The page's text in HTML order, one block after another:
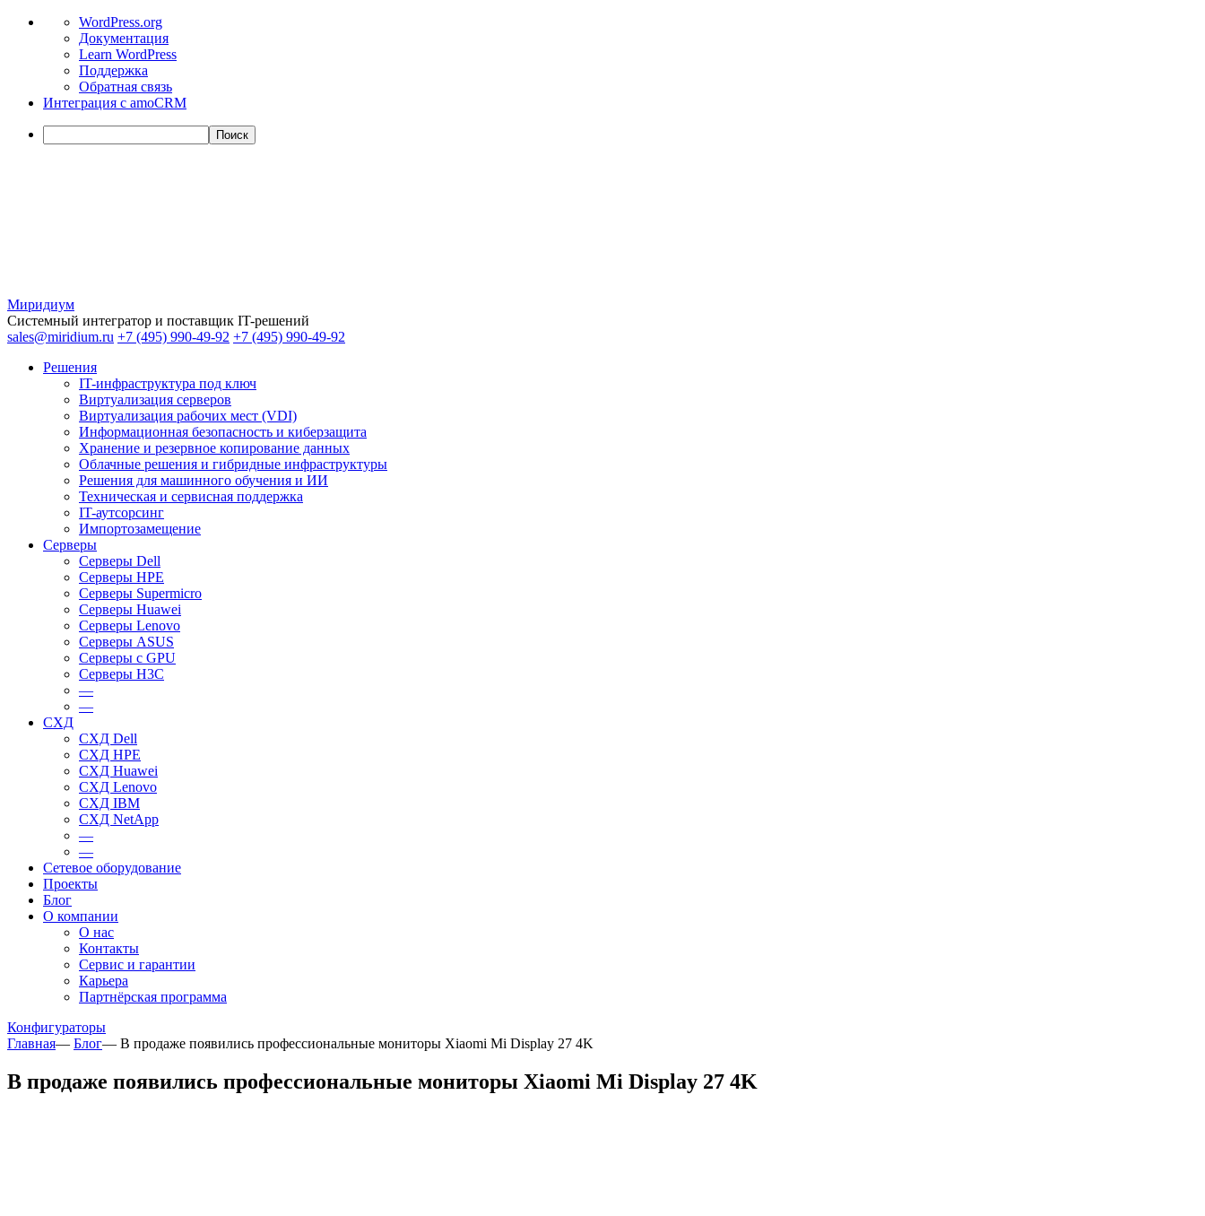
WordPress
WordPress.org
Документация
Learn WordPress
Поддержка
Обратная связь
Интеграция с amoCRM
Поиск
Миридиум
Системный интегратор и поставщик IT-решений
sales@miridium.ru +7 (495) 990-49-92 +7 (495) 990-49-92
Решения
IT-инфраструктура под ключ
Виртуализация серверов
Виртуализация рабочих мест (VDI)
Информационная безопасность и киберзащита
Хранение и резервное копирование данных
Облачные решения и гибридные инфраструктуры
Решения для машинного обучения и ИИ
Техническая и сервисная поддержка
IT-аутсорсинг
Импортозамещение
Серверы
Серверы Dell
Серверы HPE
Серверы Supermicro
Серверы Huawei
Серверы Lenovo
Серверы ASUS
Серверы c GPU
Серверы H3C
—
—
СХД
СХД Dell
СХД HPE
СХД Huawei
СХД Lenovo
СХД IBM
СХД NetApp
—
—
Сетевое оборудование
Проекты
Блог
О компании
О нас
Контакты
Сервис и гарантии
Карьера
Партнёрская программа
Конфигураторы
Главная— Блог— В продаже появились профессиональные мониторы Xiaomi Mi Display 27 4K
В продаже появились профессиональные мониторы Xiaomi Mi Display 27 4K